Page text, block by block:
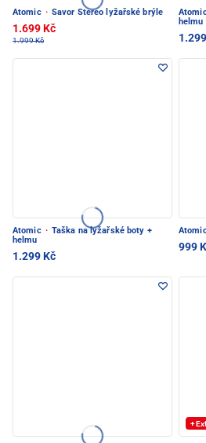
Atomic · Savor Stereo lyžařské brýle
1.699 Kč
1.999 Kč
helmu
Atomic · Taška na lyžařské boty +
helmu
1.299 Kč
999
+